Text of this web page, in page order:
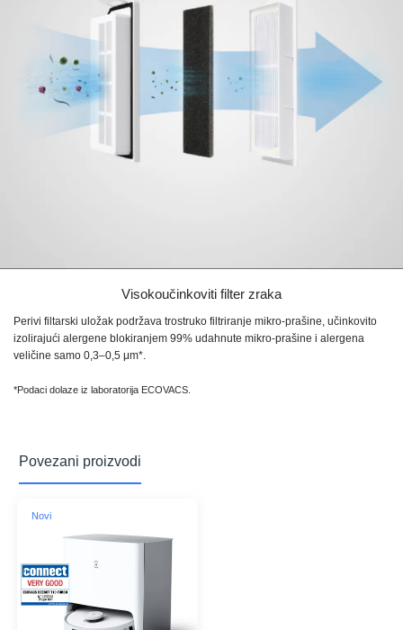
Visokoučinkoviti filter zraka
Perivi filtarski uložak podržava trostruko filtriranje mikro-prašine, učinkovito
izolirajući alergene blokiranjem 99% udahnute mikro-prašine i alergena
veličine samo 0,3–0,5 μm*.
*Podaci dolaze iz laboratorija ECOVACS.
Povezani proizvodi
Novi